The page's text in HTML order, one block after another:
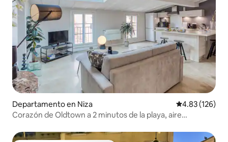
Departamento en Niza Calificación
4.83 (126)
Corazón de Oldtown a 2 minutos de la playa, aire